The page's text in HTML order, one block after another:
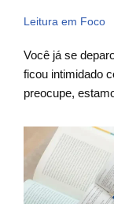
Leitura em Foco
Você já se
ficou intimidado
preocupe,